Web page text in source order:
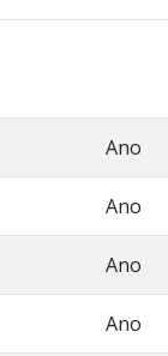
Ano
Ano
Ano
Ano